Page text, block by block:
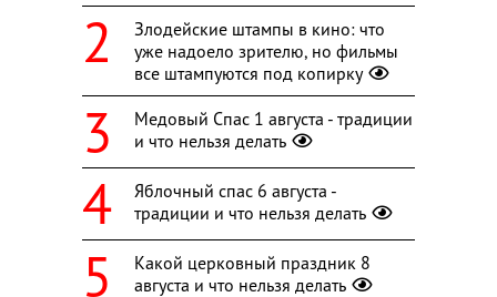
Злодейские штампы в кино: что
уже надоело зрителю, но фильмы
все штампуются под копирку
Медовый Спас 1 августа - традиции
и что нельзя делать
Яблочный спас 6 августа -
традиции и что нельзя делать
Какой церковный праздник 8
августа и что нельзя делать